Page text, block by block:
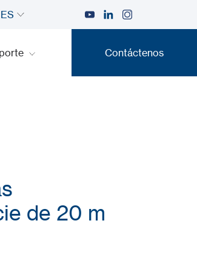
ES
Contáctenos
de 20 m